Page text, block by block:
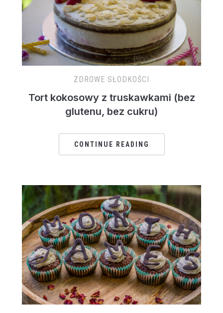
ZDROWE SŁODKOŚCI
Tort kokosowy z truskawkami (bez
glutenu, bez cukru)
CONTINUE READING